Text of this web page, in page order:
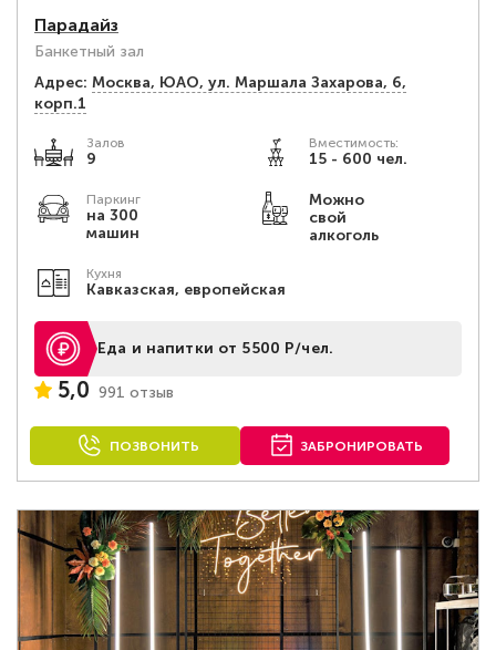
Парадайз
Банкетный зал
Адрес: Москва, ЮАО, ул. Маршала Захарова, 6,
корп.1
Залов
9
Вместимость:
15 - 600 чел.
Паркинг
на 300
машин
Можно
свой
алкоголь
Кухня
Кавказская, европейская
Еда и напитки от 5500 Р/чел.
5,0 991 отзыв
ПОЗВОНИТЬ ЗАБРОНИРОВАТЬ